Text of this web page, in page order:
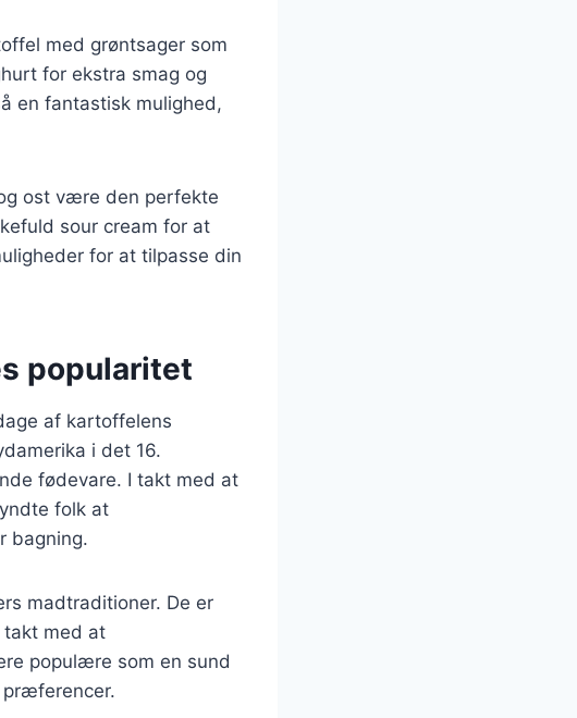
med grøntsager som
for ekstra smag og
en fantastisk mulighed,
ost være den perfekte
sour cream for at
for at tilpasse din
popularitet
af kartoffelens
i det 16.
fødevare. I takt med at
folk at
bagning.
madtraditioner. De er
takt med at
populære som en sund
præferencer.